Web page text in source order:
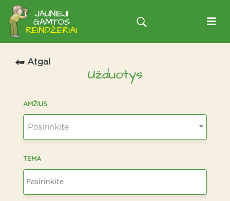
Atgal
Užduotys
AMŽIUS
Pasirinkite
TEMA